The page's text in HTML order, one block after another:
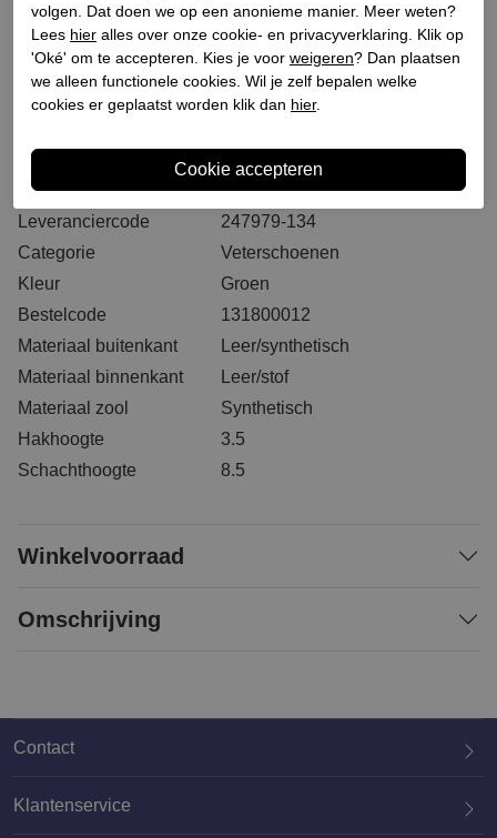
GRATIS retourneren (vanaf € 200,-)*
30 DAGEN recht op retour
Merk
Dolomite
Leveranciercode
247979-134
Categorie
Veterschoenen
Kleur
Groen
Bestelcode
131800012
Materiaal buitenkant
Leer/synthetisch
Materiaal binnenkant
Leer/stof
Materiaal zool
Synthetisch
Hakhoogte
3.5
Schachthoogte
8.5
Winkelvoorraad
Omschrijving
Contact
Klantenservice
volgen. Dat doen we op een anonieme manier. Meer weten?
Lees hier alles over onze cookie- en privacyverklaring. Klik op
'Oké' om te accepteren. Kies je voor weigeren? Dan plaatsen
we alleen functionele cookies. Wil je zelf bepalen welke
cookies er geplaatst worden klik dan hier.